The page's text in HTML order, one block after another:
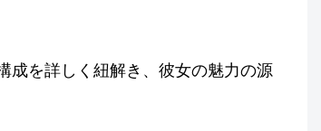
成を詳しく紐解き、彼女の魅力の源